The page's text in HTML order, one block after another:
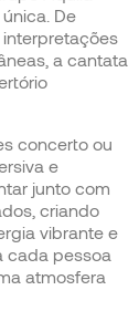
De
interpretações
a cantata
concerto ou
e
junto com
criando
vibrante e
cada pessoa
atmosfera